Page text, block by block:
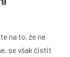
na to, že ne
se však čistit